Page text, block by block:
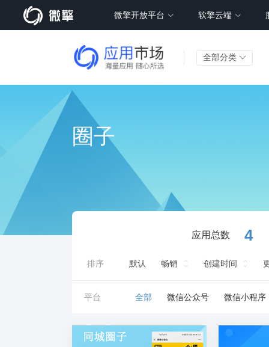
微擎开放平台 软擎云端
全部分类
圈子
应用总数 4
排序 默认 畅销 创建时间
平台 全部 微信公众号 微信小程序